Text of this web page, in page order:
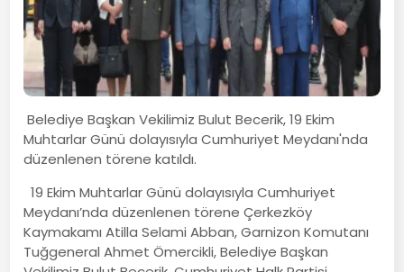
Belediye Başkan Vekilimiz Bulut Becerik, 19 Ekim
Muhtarlar Günü dolayısıyla Cumhuriyet Meydanı'nda
düzenlenen törene katıldı.
19 Ekim Muhtarlar Günü dolayısıyla Cumhuriyet
Meydanı’nda düzenlenen törene Çerkezköy
Kaymakamı Atilla Selami Abban, Garnizon Komutanı
Tuğgeneral Ahmet Ömercikli, Belediye Başkan